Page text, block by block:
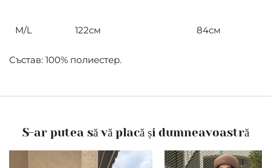
M/L 122см 84см
Състав: 100% полиестер.
S-ar putea să vă placă și dumneavoastră